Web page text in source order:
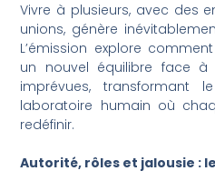
Vivre à plusieurs, avec des
unions, génère
L’émission explore
un nouvel équilibre face à
imprévues, transformant
laboratoire humain où
redéfinir.
Autorité, rôles et jalousie :